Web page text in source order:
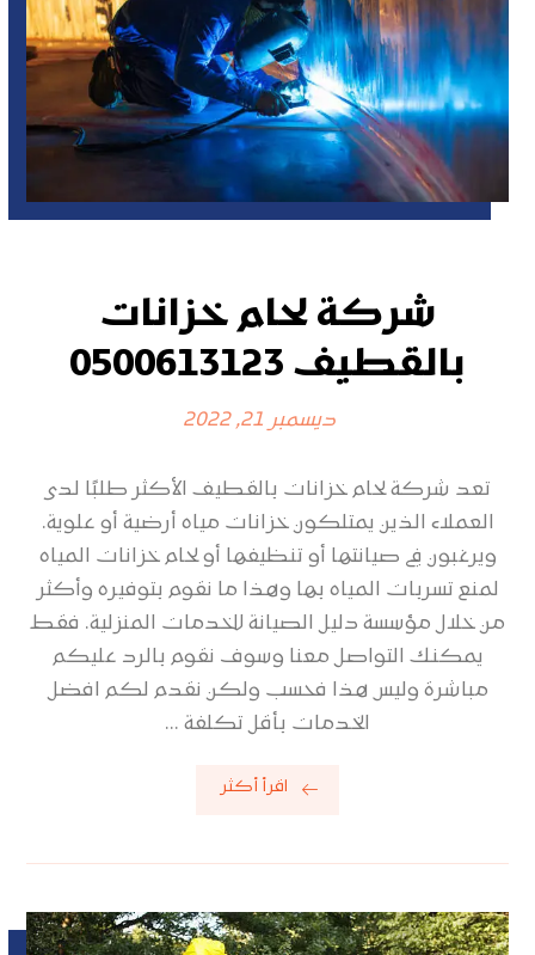
شركة لحام خزانات
بالقطيف 0500613123
ديسمبر 21, 2022
تعد شركة لحام خزانات بالقطيف الأكثر طلبًا لدى
العملاء الذين يمتلكون خزانات مياه أرضية أو علوية.
ويرغبون في صيانتها أو تنظيفها أو لحام خزانات المياه
لمنع تسربات المياه بها وهذا ما نقوم بتوفيره وأكثر
من خلال مؤسسة دليل الصيانة للخدمات المنزلية. فقط
يمكنك التواصل معنا وسوف نقوم بالرد عليكم
مباشرة وليس هذا فحسب ولكن نقدم لكم افضل
الخدمات بأقل تكلفة ...
اقرأ أكثر